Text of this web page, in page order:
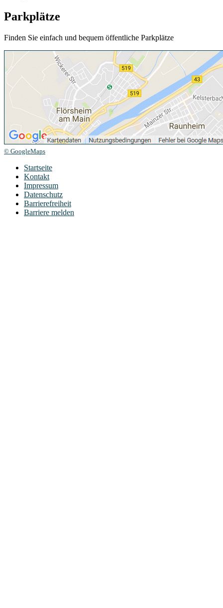
Parkplätze
Finden Sie einfach und bequem öffentliche Parkplätze
© GoogleMaps
Startseite
Kontakt
Impressum
Datenschutz
Barrierefreiheit
Barriere melden